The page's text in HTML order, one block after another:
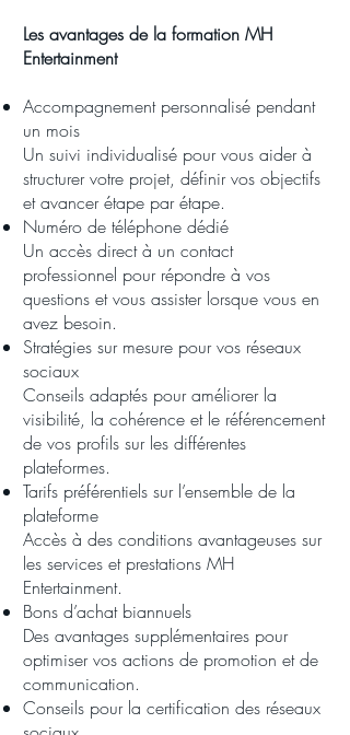
Les avantages de la formation MH
Entertainment
Accompagnement personnalisé pendant
un mois
Un suivi individualisé pour vous aider à
structurer votre projet, définir vos objectifs
et avancer étape par étape.
Numéro de téléphone dédié
Un accès direct à un contact
professionnel pour répondre à vos
questions et vous assister lorsque vous en
avez besoin.
Stratégies sur mesure pour vos réseaux
sociaux
Conseils adaptés pour améliorer la
visibilité, la cohérence et le référencement
de vos profils sur les différentes
plateformes.
Tarifs préférentiels sur l’ensemble de la
plateforme
Accès à des conditions avantageuses sur
les services et prestations MH
Entertainment.
Bons d’achat biannuels
Des avantages supplémentaires pour
optimiser vos actions de promotion et de
communication.
Conseils pour la certification des réseaux